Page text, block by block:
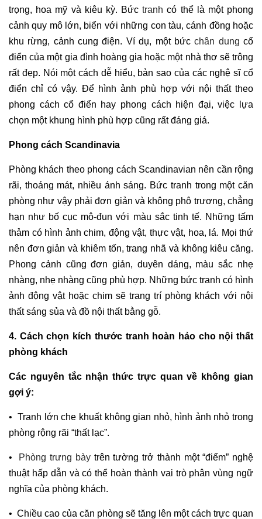
trọng, hoa mỹ và kiêu kỳ. Bứctranh có thể là một phong
cảnh quy mô lớn, biển với những con tàu, cánh đồng hoặc
khu rừng, cảnh cung điện. Ví dụ, một bứcchân dung cổ
điển của một gia đình hoàng gia hoặc một nhà thơ sẽ trông
rất đẹp. Nói một cách dễ hiểu, bản sao của các nghệ sĩ cổ
điển chỉ có vậy. Để hình ảnh phù hợp với nội thất theo
phong cách cổ điển hay phong cách hiện đại, việc lựa
chọn một khung hình phù hợp cũng rất đáng giá.
Phong cách Scandinavia
Phòng khách theo phong cách Scandinavian nên cần rộng
rãi, thoáng mát, nhiều ánh sáng. Bức tranh trong một căn
phòng như vậy phải đơn giản và không phô trương, chẳng
hạn như bố cục mô-đun với màu sắc tinh tế. Những tấm
thảm có hình ảnh chim, động vật, thực vật, hoa, lá. Mọi thứ
nên đơn giản và khiêm tốn, trang nhã và không kiêu căng.
Phong cảnh cũng đơn giản, duyên dáng, màu sắc nhẹ
nhàng, nhẹ nhàng cũng phù hợp. Những bức tranh có hình
ảnh động vật hoặc chim sẽ trang trí phòng khách với nội
thất sáng sủa và đồ nội thất bằng gỗ.
4. Cách chọn kích thước tranh hoàn hảo cho nội thất
phòng khách
Các nguyên tắc nhận thức trực quan về không gian
gợi ý:
• Tranh lớn che khuất không gian nhỏ, hình ảnh nhỏ trong
phòng rộng rãi “thất lạc”.
• Phòng trưng bàytrên tường trở thành một “điểm” nghệ
thuật hấp dẫn và có thể hoàn thành vai trò phân vùng ngữ
nghĩa của phòng khách.
• Chiều cao của căn phòng sẽ tăng lên một cách trực quan